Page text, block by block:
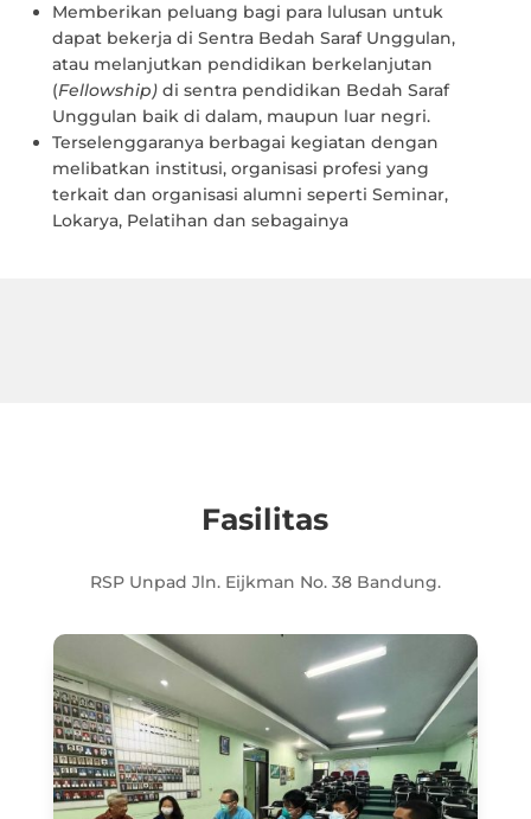
Memberikan peluang bagi para lulusan untuk
dapat bekerja di Sentra Bedah Saraf Unggulan,
atau melanjutkan pendidikan berkelanjutan
(Fellowship) di sentra pendidikan Bedah Saraf
Unggulan baik di dalam, maupun luar negri.
Terselenggaranya berbagai kegiatan dengan
melibatkan institusi, organisasi profesi yang
terkait dan organisasi alumni seperti Seminar,
Lokarya, Pelatihan dan sebagainya
Fasilitas
RSP Unpad Jln. Eijkman No. 38 Bandung.